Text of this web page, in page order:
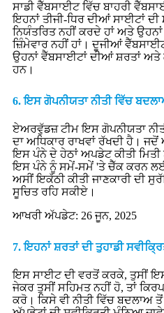
ਸਾਡੀ ਵੈੱਬਸਾਈਟ ਵਿੱਚ ਬਾਹਰੀ
ਇਹਨਾਂ ਤੀਜੀ-ਧਿਰ ਦੀਆਂ ਸਾਈਟਾਂ
ਨਿਯੰਤਰਿਤ ਨਹੀਂ ਕਰਦੇ ਹਾਂ ਅਤੇ
ਜ਼ਿੰਮੇਵਾਰ ਨਹੀਂ ਹਾਂ। ਦੂਜੀਆਂ
ਉਹਨਾਂ ਵੈੱਬਸਾਈਟਾਂ ਦੀਆਂ ਸ਼ਰਤਾਂ ਅਤੇ
ਹਨ।
6. ਇਸ ਗੋਪਨੀਯਤਾ ਨੀਤੀ ਵਿੱਚ
ਏਅਰਵੁੱਡਜ਼ ਟੀਮ ਇਸ ਗੋਪਨੀਯਤਾ
ਦਾ ਅਧਿਕਾਰ ਰਾਖਵਾਂ ਰੱਖਦੀ ਹੈ।
ਇਸ ਪੰਨੇ ਦੇ ਹੇਠਾਂ ਅਪਡੇਟ ਕੀਤੀ
ਇਸ ਪੰਨੇ ਨੂੰ ਸਮੇਂ-ਸਮੇਂ 'ਤੇ ਚੈੱਕ ਕਰਨ ਲਈ
ਅਸੀਂ ਇਕੱਠੀ ਕੀਤੀ ਜਾਣਕਾਰੀ ਦੀ
ਸੂਚਿਤ ਰਹਿ ਸਕੀਏ।
ਆਖਰੀ ਅੱਪਡੇਟ: 26 ਜੂਨ, 2025
7. ਇਹਨਾਂ ਸ਼ਰਤਾਂ ਦੀ ਤੁਹਾਡੀ
ਇਸ ਸਾਈਟ ਦੀ ਵਰਤੋਂ ਕਰਕੇ, ਤੁਸੀਂ
ਜੇਕਰ ਤੁਸੀਂ ਸਹਿਮਤ ਨਹੀਂ ਹੋ, ਤਾਂ
ਕਰੋ। ਕਿਸੇ ਵੀ ਨੀਤੀ ਵਿੱਚ ਬਦਲਾਅ